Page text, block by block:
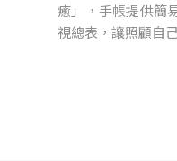
癒」，手帳提供簡
視總表，讓照顧自